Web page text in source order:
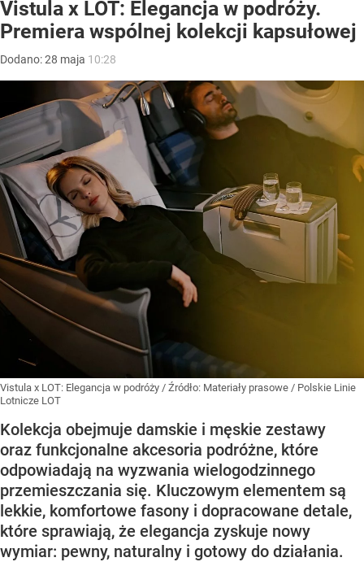
Vistula x LOT: Elegancja w podróży.
Premiera wspólnej kolekcji kapsułowej
Dodano:28 maja 10:28
Vistula x LOT: Elegancja w podróży / Źródło: Materiały prasowe / Polskie Linie
Lotnicze LOT
Kolekcja obejmuje damskie i męskie zestawy
oraz funkcjonalne akcesoria podróżne, które
odpowiadają na wyzwania wielogodzinnego
przemieszczania się. Kluczowym elementem są
lekkie, komfortowe fasony i dopracowane detale,
które sprawiają, że elegancja zyskuje nowy
wymiar: pewny, naturalny i gotowy do działania.